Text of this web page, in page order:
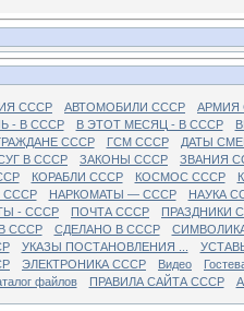
СССР АВТОМОБИЛИ СССР
АРМИЯ
- В СССР В ЭТОТ МЕСЯЦ - В СССР
СССР ГСМ СССР
ДАТЫ
В СССР ЗАКОНЫ СССР
ЗВАНИЯ
КОРАБЛИ СССР КОСМОС СССР
СССР НАРКОМАТЫ — СССР
НАУКА
- СССР ПОЧТА СССР
ПРАЗДНИКИ
СССР СДЕЛАНО В СССР
УКАЗЫ ПОСТАНОВЛЕНИЯ ...
ЭЛЕКТРОНИКА СССР Видео
файлов
ПРАВИЛА САЙТА СССР